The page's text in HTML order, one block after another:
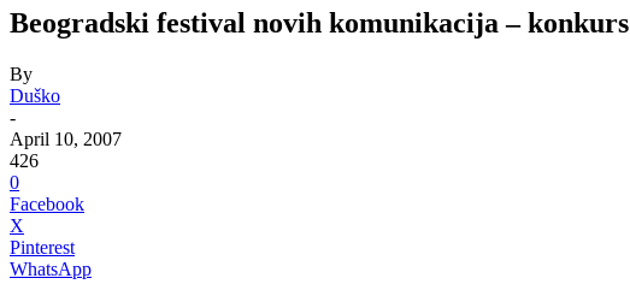
Beogradski festival novih komunikacija – konkurs
By
Duško
-
April 10, 2007
426
0
Facebook
X
Pinterest
WhatsApp